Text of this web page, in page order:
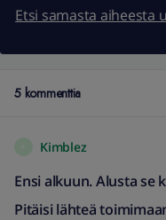
Etsi samasta aiheesta
5 kommenttia
Kimblez
Ensi alkuun. Alusta se
Pitäisi lähteä